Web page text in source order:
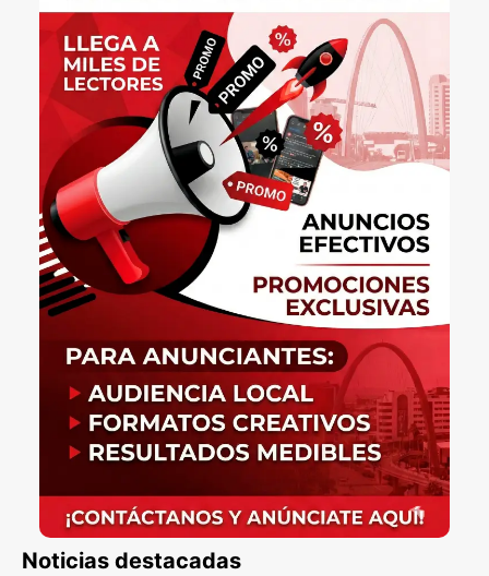
Noticias destacadas